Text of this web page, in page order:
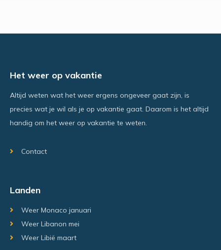
Het weer op vakantie
Altijd weten wat het weer ergens ongeveer gaat zijn, is
precies wat je wil als je op vakantie gaat. Daarom is het altijd
handig om het weer op vakantie te weten.
Contact
Landen
Weer Monaco januari
Weer Libanon mei
Weer Libië maart